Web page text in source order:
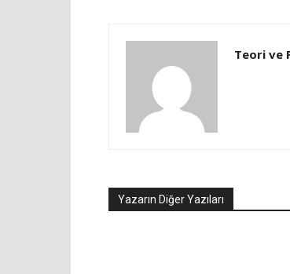
Teori ve
Yazarın Diğer Yazıları